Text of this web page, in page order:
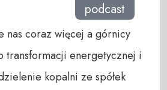
podcast
nas coraz więcej a górnicy
transformacji energetycznej i
kopalni ze spółek